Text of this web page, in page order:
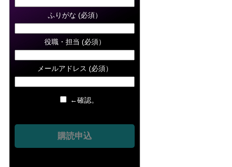
ふりがな (必須）
役職・担当 (必須）
メールアドレス (必須）
←確認。